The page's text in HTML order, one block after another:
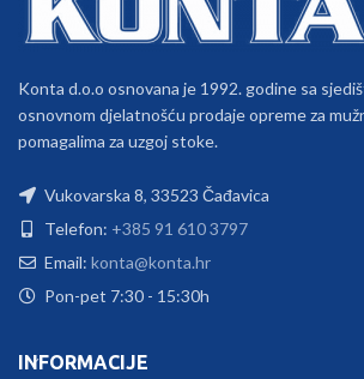
Konta d.o.o osnovana je 1992. godine sa
osnovnom djelatnošću prodaje opreme za
pomagalima za uzgoj stoke.
Vukovarska 8, 33523 Čađavica
Telefon: +385 91 610 3797
Email: konta@konta.hr
Pon-pet 7:30 - 15:30h
INFORMACIJE